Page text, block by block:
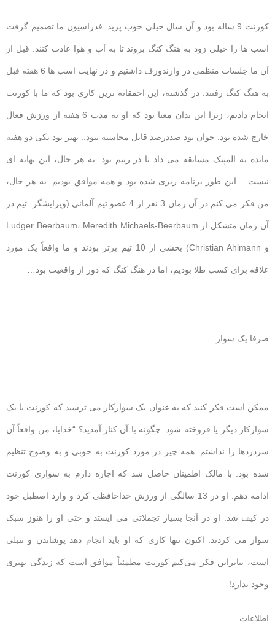
کورنت 9 ساله بود و آن سال خیلی خوب پرید. فدراسیون ما تصمیم گرفت
اسب ها را خیلی زود به هنگ کنگ بروند تا به آب و هوا عادت کنند. قبل از
آن ما جلسات منظمی در وارندورف داشتیم و در نهایت اسب ها 6 هفته قبل
به هنگ کنگ رفتند. در گذشته، این احمقانه ترین کاری بود که ما با کورنت
انجام دادیم، زیرا این بدان معنا بود که او به مدت 6 هفته از ورزش فعال
خارج شده بود. جوان بود صددرصد قابل محاسبه نبود.. بهتر بود یکی دو هفته
مانده به المپیک مسابقه می داد تا در ریتم بود. به هر حال، این بهانه ای
نیست… این طور برنامه ریزی شده بود و همه موافق بودیم. به هر حال،
من فکر می کنم در آن زمان 3 نفر از 4 عضو تیم آلمانی (ویرایشگر. تیم در
آن زمان متشکل از Ludger Beerbaum، Meredith Michaels-Beerbaum
و Christian Ahlmann) بخشی از 10 تیم برتر بودند و ما واقعاً یک مورد
علاقه برای کسب طلا بودیم، اما در هنگ کنگ که دور از واقعیت بود…”
صرفا یک سوار
ممکن است فکر کنید که به عنوان یک سوارکار می ترسید که کورنت با یک
سوارکار دیگر یا فروخته شود. چگونه با آن کنار آمدید؟ “خدایا، من واقعاً آن
سردردها را نداشتم. همه چیز در مورد کورنت به خوبی و به وضوح تنظیم
شده بود. با مالک اطمینان حاصل شد که اجازه دارم به سواری کورنت
ادامه دهم. او در 13 سالگی از ورزش خداحافظی کرد و وارد اصطبل خود
در کیف شد. او در آنجا بسیار تجملاتی می ایستد و حتی او را هنوز سبک
سوار می کردند. اکنون تنها کاری که او باید انجام دهد پوشاندن و تنبلی
است، بنابراین فکر می‌کنم کورنت مطمئناً موافق است که زندگی بهتری
وجود ندارد!
اطلاعات